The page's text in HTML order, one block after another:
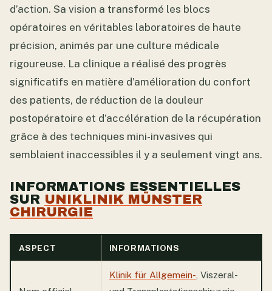
d’action. Sa vision a transformé les blocs
opératoires en véritables laboratoires de haute
précision, animés par une culture médicale
rigoureuse. La clinique a réalisé des progrès
significatifs en matière d’amélioration du confort
des patients, de réduction de la douleur
postopératoire et d’accélération de la récupération
grâce à des techniques mini-invasives qui
semblaient inaccessibles il y a seulement vingt ans.
INFORMATIONS ESSENTIELLES
SUR UNIKLINIK MÜNSTER
CHIRURGIE
ASPECT INFORMATIONS
Klinik für Allgemein- , Viszeral-